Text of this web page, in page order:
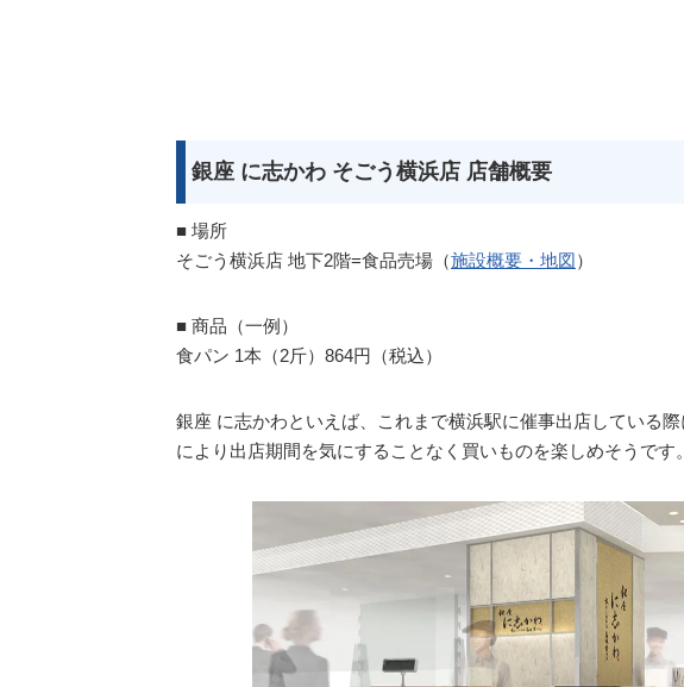
銀座 に志かわ そごう横浜店 店舗概要
■ 場所
そごう横浜店 地下2階=食品売場（施設概要・地図）
■ 商品（一例）
食パン 1本（2斤）864円（税込）
銀座 に志かわといえば、これまで横浜駅に催事出店している
により出店期間を気にすることなく買いものを楽しめそうです。